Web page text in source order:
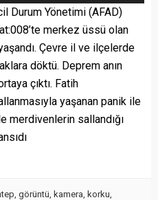
Durum Yönetimi (AFAD)
merkez üssü olan
Çevre il ve ilçelerde
döktü. Deprem anın
çıktı. Fatih
yaşanan panik ile
merdivenlerin sallandığı
görüntü kamera korku